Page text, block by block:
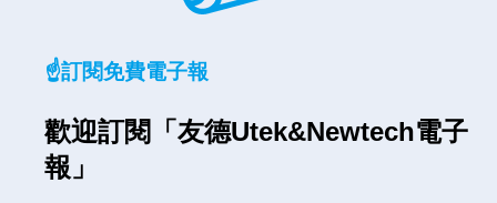
☝️訂閱免費電子報
歡迎訂閱「友德Utek&Newtech電子
報」